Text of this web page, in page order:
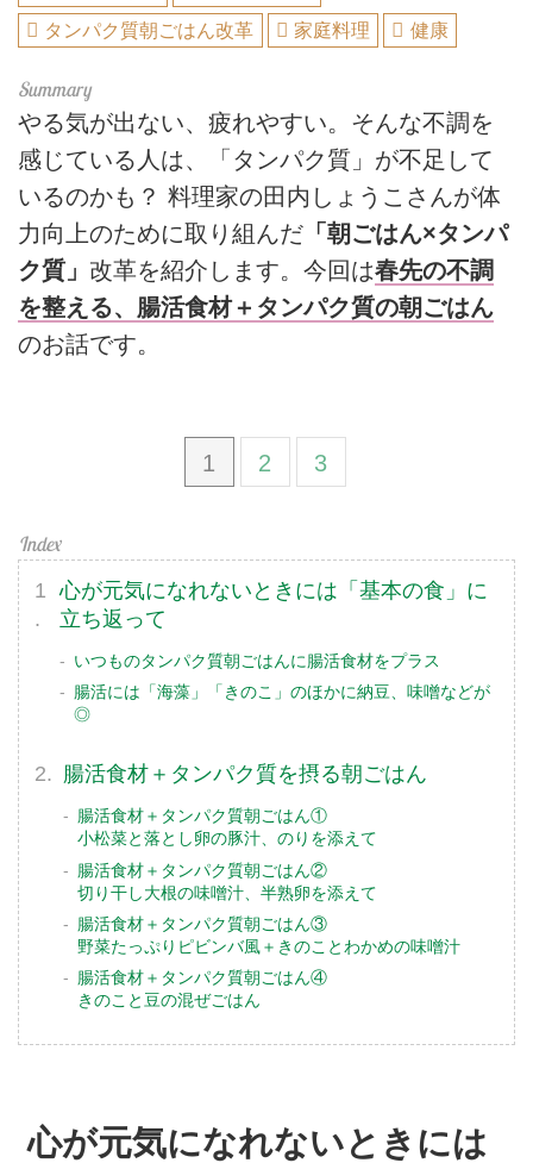
タンパク質朝ごはん改革
家庭料理 健康
やる気が出ない、疲れやすい。そんな不調を
感じている人は、「タンパク質」が不足して
いるのかも？ 料理家の田内しょうこさんが体
力向上のために取り組んだ 「朝ごはん×タンパ
ク質」 改革を紹介します。今回は春先の不調
を整える、腸活食材＋タンパク質の朝ごはん
のお話です。
1 2 3
心が元気になれないときには「基本の食」に
立ち返って
いつものタンパク質朝ごはんに腸活食材をプラス
腸活には「海藻」「きのこ」のほかに納豆、味噌などが
◎
腸活食材＋タンパク質を摂る朝ごはん
腸活食材＋タンパク質朝ごはん①
小松菜と落とし卵の豚汁、のりを添えて
腸活食材＋タンパク質朝ごはん②
切り干し大根の味噌汁、半熟卵を添えて
腸活食材＋タンパク質朝ごはん③
野菜たっぷりピビンバ風＋きのことわかめの味噌汁
腸活食材＋タンパク質朝ごはん④
きのこと豆の混ぜごはん
心が元気になれないときには